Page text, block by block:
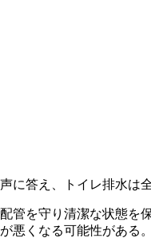
に答え、トイレ排水は
管を守り清潔な状態
悪くなる可能性がある。